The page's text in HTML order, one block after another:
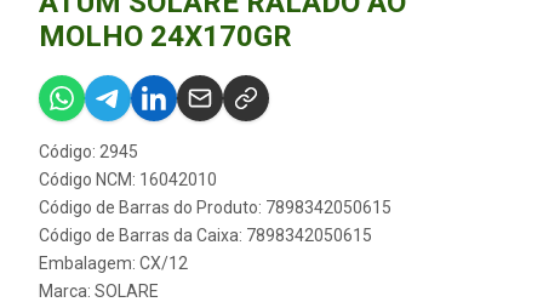
MOLHO 24X170GR
Código: 2945
Código NCM: 16042010
Código de Barras do Produto: 7898342050615
Código de Barras da Caixa: 7898342050615
Embalagem: CX/12
Marca: SOLARE